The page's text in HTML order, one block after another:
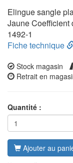
Elingue sangle
Jaune Coefficient
1492-1
Fiche technique
Stock magasin
Retrait en
Quantité :
Ajouter au